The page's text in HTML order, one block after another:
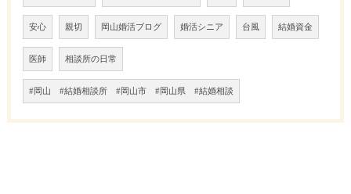
安心 親切 岡山婚活ブログ 婚活シニア 台風 結婚資金
医師 相談所の日常
#岡山 #結婚相談所 #岡山市 #岡山県 #結婚相談